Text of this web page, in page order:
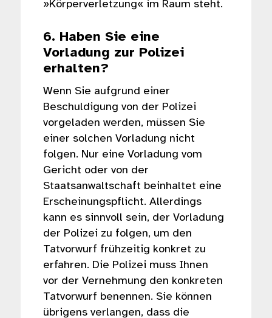
»Körperverletzung« im Raum steht.
6. Haben Sie eine
Vorladung zur Polizei
erhalten?
Wenn Sie aufgrund einer
Beschuldigung von der Polizei
vorgeladen werden, müssen Sie
einer solchen Vorladung nicht
folgen. Nur eine Vorladung vom
Gericht oder von der
Staatsanwaltschaft beinhaltet eine
Erscheinungspflicht. Allerdings
kann es sinnvoll sein, der Vorladung
der Polizei zu folgen, um den
Tatvorwurf frühzeitig konkret zu
erfahren. Die Polizei muss Ihnen
vor der Vernehmung den konkreten
Tatvorwurf benennen. Sie können
übrigens verlangen, dass die